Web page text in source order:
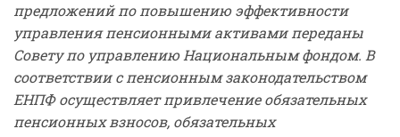
предложений по повышению эффективности
управления пенсионными активами переданы
Совету по управлению Национальным фондом. В
соответствии с пенсионным законодательством
ЕНПФ осуществляет привлечение обязательных
пенсионных взносов, обязательных